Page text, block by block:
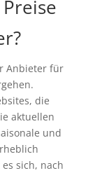
Anbieter für
die
aktuellen
und
sich, nach